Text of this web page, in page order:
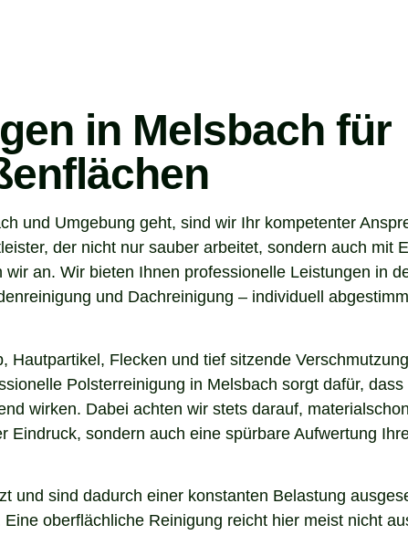
in Melsbach für
und Umgebung geht, sind wir Ihr kompetenter
der nicht nur sauber arbeitet, sondern auch mit
an. Wir bieten Ihnen professionelle Leistungen in
und Dachreinigung – individuell
Flecken und tief sitzende
Polsterreinigung in Melsbach sorgt dafür,
wirken. Dabei achten wir stets darauf,
sondern auch eine spürbare Aufwertung
sind dadurch einer konstanten Belastung
oberflächliche Reinigung reicht hier meist nicht